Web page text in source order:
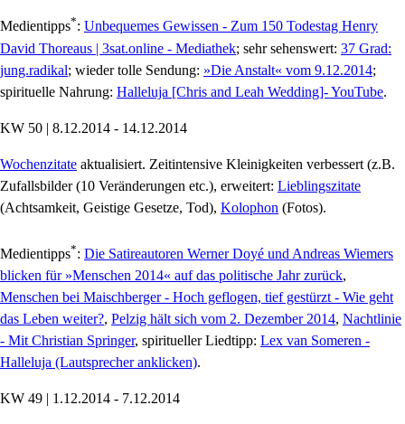
Medientipps*: Unbequemes Gewissen - Zum 150 Todestag Henry
David Thoreaus | 3sat.online - Mediathek; sehr sehenswert: 37 Grad:
jung.radikal; wieder tolle Sendung: »Die Anstalt« vom 9.12.2014;
spirituelle Nahrung: Halleluja [Chris and Leah Wedding]- YouTube.
KW 50 | 8.12.2014 - 14.12.2014
Wochenzitate aktualisiert. Zeitintensive Kleinigkeiten verbessert (z.B.
Zufallsbilder (10 Veränderungen etc.), erweitert: Lieblingszitate
(Achtsamkeit, Geistige Gesetze, Tod), Kolophon (Fotos).
Medientipps*: Die Satireautoren Werner Doyé und Andreas Wiemers
blicken für »Menschen 2014« auf das politische Jahr zurück,
Menschen bei Maischberger - Hoch geflogen, tief gestürzt - Wie geht
das Leben weiter?, Pelzig hält sich vom 2. Dezember 2014, Nachtlinie
- Mit Christian Springer, spiritueller Liedtipp: Lex van Someren -
Halleluja (Lautsprecher anklicken).
KW 49 | 1.12.2014 - 7.12.2014